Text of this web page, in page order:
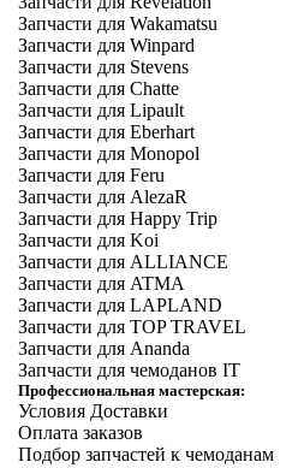
Запчасти для Wakamatsu
Запчасти для Winpard
Запчасти для Stevens
Запчасти для Chatte
Запчасти для Lipault
Запчасти для Eberhart
Запчасти для Monopol
Запчасти для Feru
Запчасти для AlezaR
Запчасти для Happy Trip
Запчасти для Koi
Запчасти для ALLIANCE
Запчасти для ATMA
Запчасти для LAPLAND
Запчасти для TOP TRAVEL
Запчасти для Ananda
Запчасти для чемоданов IT
Профессиональная мастерская:
Условия Доставки
Оплата заказов
Подбор запчастей к чемоданам